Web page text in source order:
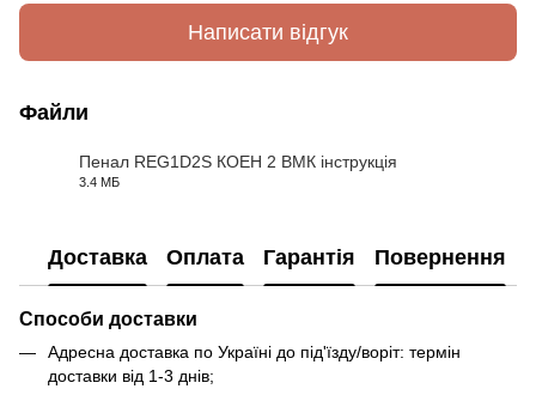
Написати відгук
Файли
Пенал REG1D2S КОЕН 2 ВМК інструкція
3.4 МБ
Доставка Оплата Гарантія Повернення
Способи доставки
Адресна доставка по Україні до під'їзду/воріт: термін
доставки від 1-3 днів;